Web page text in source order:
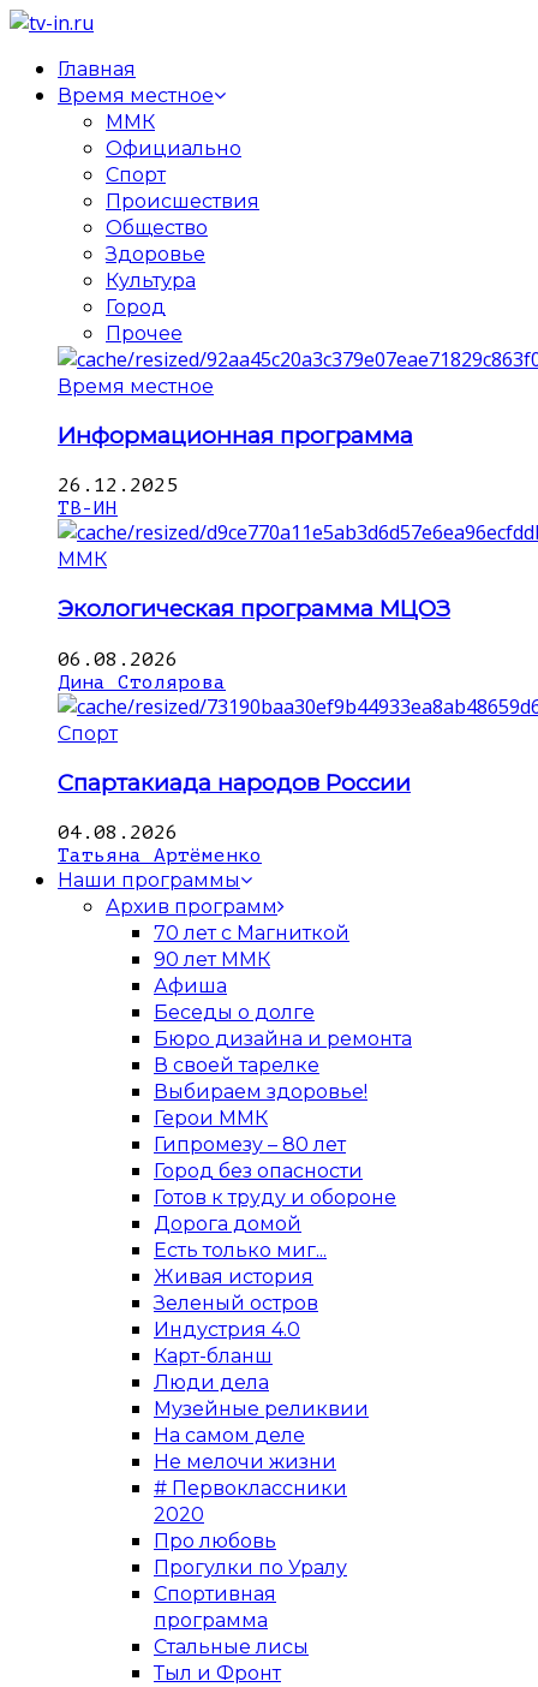
Главная
Время местное
ММК
Официально
Спорт
Происшествия
Общество
Здоровье
Культура
Город
Прочее
Время местное
Информационная программа
26.12.2025
ТВ-ИН
ММК
Экологическая программа МЦОЗ
06.08.2026
Дина Столярова
Спорт
Спартакиада народов России
04.08.2026
Татьяна Артёменко
Наши программы
Архив программ
70 лет с Магниткой
90 лет ММК
Афиша
Беседы о долге
Бюро дизайна и ремонта
В своей тарелке
Выбираем здоровье!
Герои ММК
Гипромезу – 80 лет
Город без опасности
Готов к труду и обороне
Дорога домой
Есть только миг...
Живая история
Зеленый остров
Индустрия 4.0
Карт-бланш
Люди дела
Музейные реликвии
На самом деле
Не мелочи жизни
# Первоклассники
2020
Про любовь
Прогулки по Уралу
Спортивная
программа
Стальные лисы
Тыл и Фронт